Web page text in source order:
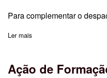
Para complementar o
Ler mais
Ação de